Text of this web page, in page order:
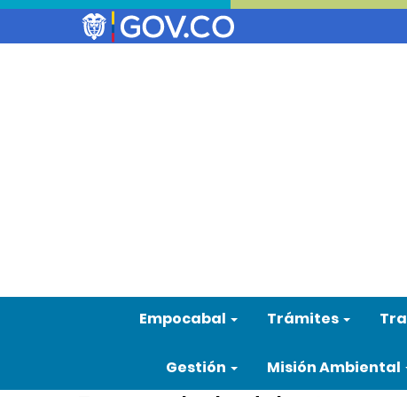
Empocabal Trámites
Gestión Misión Ambiental